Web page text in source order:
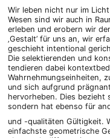
Wir leben nicht nur im
Wesen sind wir auch in
erleben und erobern wir
‚Gestalt’ für uns an, wir
geschieht intentional
Die selektierenden und
tendieren dabei
Wahrnehmungseinheiten,
und sich aufgrund
hervorheben. Dies
sondern hat ebenso für
und -qualitäten Gültigkeit.
einfachste geometrische